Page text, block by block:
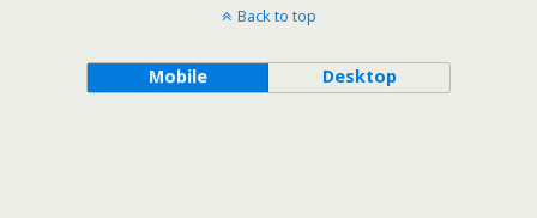
Back to top
Mobile Desktop